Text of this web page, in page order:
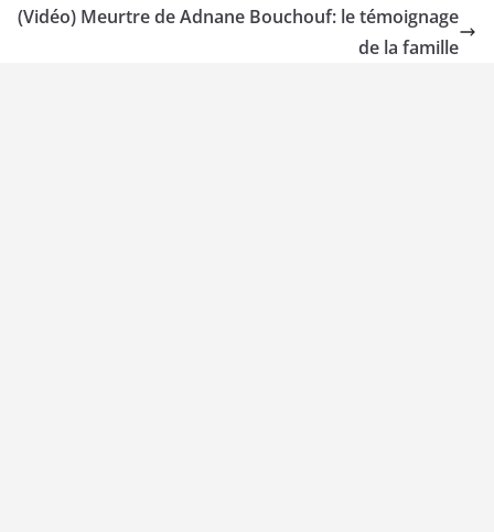
(Vidéo) Meurtre de Adnane Bouchouf: le témoignage
de la famille